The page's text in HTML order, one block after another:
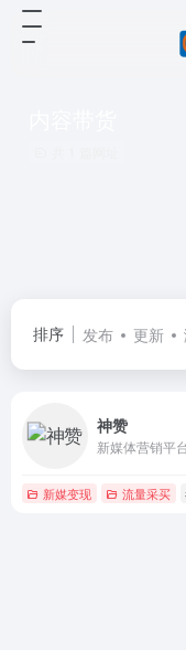
排序 发布 更新
神赞
新媒体营销平
新媒变现 流量采买